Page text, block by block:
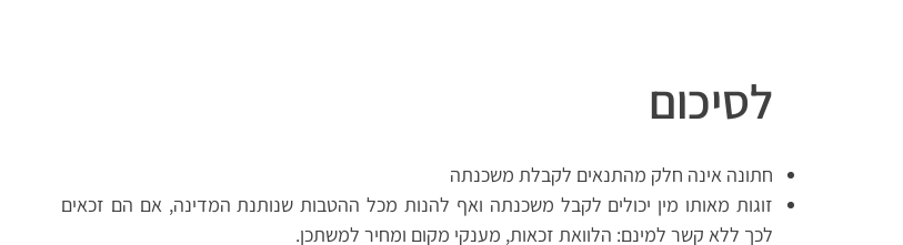
לסיכום
חתונה אינה חלק מהתנאים לקבלת משכנתה
זוגות מאותו מין יכולים לקבל משכנתה ואף להנות מכל ההטבות שנותנת המדינה, אם הם זכאים
לכך ללא קשר למינם: הלוואת זכאות, מענקי מקום ומחיר למשתכן.